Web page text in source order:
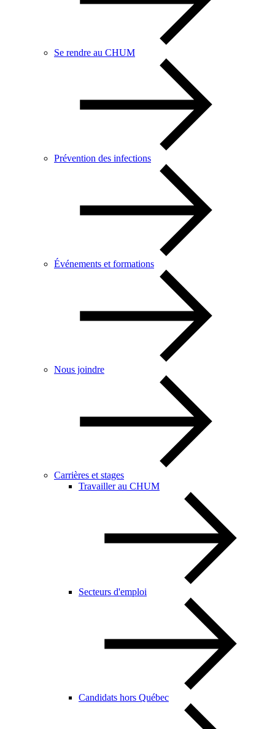
Se rendre au CHUM
Prévention des infections
Événements et formations
Nous joindre
Carrières et stages
Travailler au CHUM
Secteurs d'emploi
Candidats hors Québec